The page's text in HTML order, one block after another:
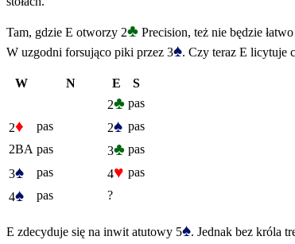
Tam, gdzie E otworzy 2♣ Precision, też nie będzie
W uzgodni forsująco piki przez 3♠. Czy teraz E licytuje
W N E
S
2♣ pas
2♦ pas 2♠ pas
2BA pas 3♣ pas
3♠ pas 4♥ pas
4♠ pas ?
E zdecyduje się na inwit atutowy 5♠. Jednak bez króla